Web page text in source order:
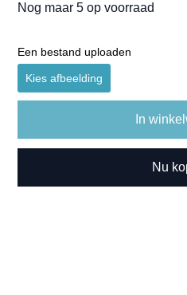
Nog maar 5 op voorraad
Een bestand uploaden
Kies afbeelding
In
Nu